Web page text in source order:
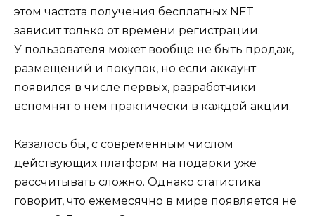
этом частота получения бесплатных NFT
зависит только от времени регистрации.
У пользователя может вообще не быть продаж,
размещений и покупок, но если аккаунт
появился в числе первых, разработчики
вспомнят о нем практически в каждой акции.
Казалось бы, с современным числом
действующих платформ на подарки уже
рассчитывать сложно. Однако статистика
говорит, что ежемесячно в мире появляется не